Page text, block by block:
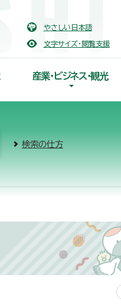
やさしい日本語
文字サイズ・閲覧支援
産業・ビジネス・観光
検索の仕方